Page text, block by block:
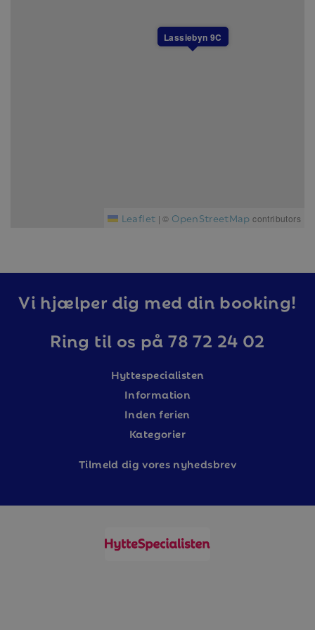
Lassiebyn 9C
Leaflet | © OpenStreetMap contributors
Vi hjælper dig med din booking!
Ring til os på 78 72 24 02
Hyttespecialisten
Information
Inden ferien
Kategorier
Tilmeld dig vores nyhedsbrev